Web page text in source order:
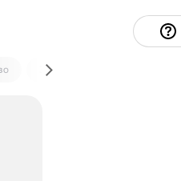
Экономика и финансы